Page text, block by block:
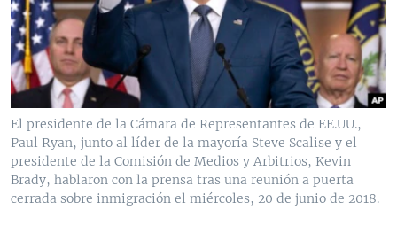
VENEZUELA
BRASIL
NICARAGUA
ECONOMÍA
ENTRETENIMIENTO Y CULTURA
TECNOLOGÍA
DEPORTES
CIENCIA Y SALUD
MULTIMEDIA
VIDEOS
FOTOGRAFÍA
AUDIOS
PROGRAMAS TV
EL MUNDO AL DÍA
FORO INTERAMERICANO
VISIÓN 360
LAS CLAVES
PANORAMA
RADIO
AVANCE INFORMATIVO
AUDIONOTICIAS
BUENOS DÍAS AMÉRICA
ESTADOS UNIDOS AL DÍA
DIRECT
DOCUMENTALES DE LA VOA
Learning English
El presidente de la Cámara de Representantes de EE.UU.,
Paul Ryan, junto al líder de la mayoría Steve Scalise y el
presidente de la Comisión de Medios y Arbitrios, Kevin
Brady, hablaron con la prensa tras una reunión a puerta
cerrada sobre inmigración el miércoles, 20 de junio de 2018.